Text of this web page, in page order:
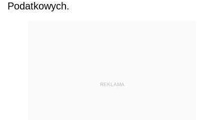
Podatkowych.
REKLAMA